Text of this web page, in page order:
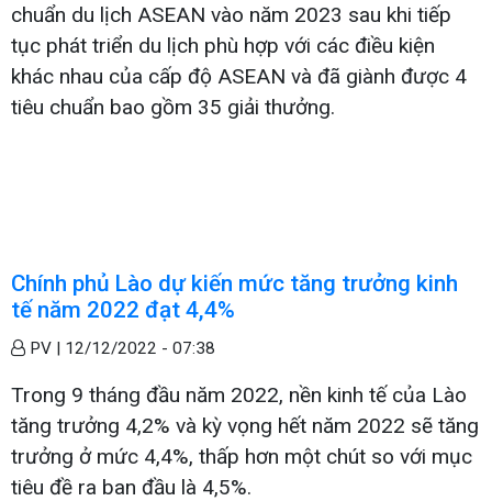
chuẩn du lịch ASEAN vào năm 2023 sau khi tiếp
tục phát triển du lịch phù hợp với các điều kiện
khác nhau của cấp độ ASEAN và đã giành được 4
tiêu chuẩn bao gồm 35 giải thưởng.
Chính phủ Lào dự kiến mức tăng trưởng kinh
tế năm 2022 đạt 4,4%
PV | 12/12/2022 - 07:38
Trong 9 tháng đầu năm 2022, nền kinh tế của Lào
tăng trưởng 4,2% và kỳ vọng hết năm 2022 sẽ tăng
trưởng ở mức 4,4%, thấp hơn một chút so với mục
tiêu đề ra ban đầu là 4,5%.